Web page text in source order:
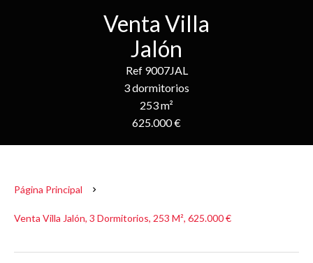
Venta Villa
Jalón
Ref 9007JAL
3 dormitorios
253 m²
625.000 €
Página Principal
Venta Villa Jalón, 3 Dormitorios, 253 M², 625.000 €